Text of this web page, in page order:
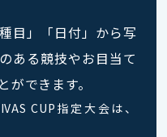
目」「日付」から写
ある競技やお目当て
できます。
CUP指定大会は、